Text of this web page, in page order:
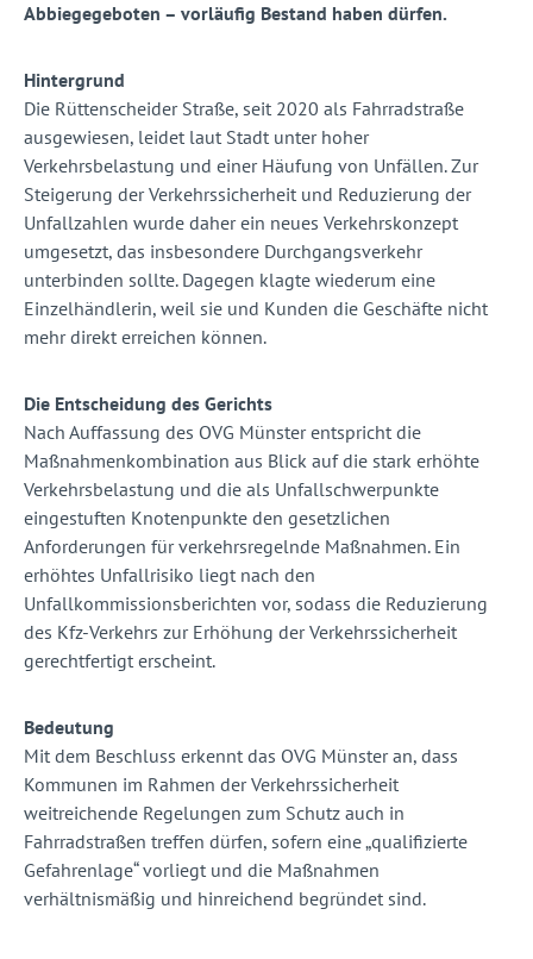
Abbiegegeboten – vorläufig Bestand haben dürfen.
Hintergrund
Die Rüttenscheider Straße, seit 2020 als Fahrradstraße
ausgewiesen, leidet laut Stadt unter hoher
Verkehrsbelastung und einer Häufung von Unfällen. Zur
Steigerung der Verkehrssicherheit und Reduzierung der
Unfallzahlen wurde daher ein neues Verkehrskonzept
umgesetzt, das insbesondere Durchgangsverkehr
unterbinden sollte. Dagegen klagte wiederum eine
Einzelhändlerin, weil sie und Kunden die Geschäfte nicht
mehr direkt erreichen können.
Die Entscheidung des Gerichts
Nach Auffassung des OVG Münster entspricht die
Maßnahmenkombination aus Blick auf die stark erhöhte
Verkehrsbelastung und die als Unfallschwerpunkte
eingestuften Knotenpunkte den gesetzlichen
Anforderungen für verkehrsregelnde Maßnahmen. Ein
erhöhtes Unfallrisiko liegt nach den
Unfallkommissionsberichten vor, sodass die Reduzierung
des Kfz-Verkehrs zur Erhöhung der Verkehrssicherheit
gerechtfertigt erscheint.
Bedeutung
Mit dem Beschluss erkennt das OVG Münster an, dass
Kommunen im Rahmen der Verkehrssicherheit
weitreichende Regelungen zum Schutz auch in
Fahrradstraßen treffen dürfen, sofern eine „qualifizierte
Gefahrenlage“ vorliegt und die Maßnahmen
verhältnismäßig und hinreichend begründet sind.